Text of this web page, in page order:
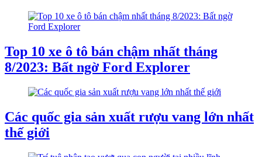
Top 10 xe ô tô bán chậm nhất tháng
8/2023: Bất ngờ Ford Explorer
Các quốc gia sản xuất rượu vang lớn nhất
thế giới